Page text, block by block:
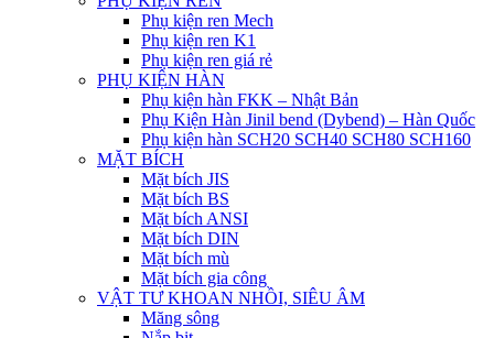
Phụ kiện ren Mech
Phụ kiện ren K1
Phụ kiện ren giá rẻ
PHỤ KIỆN HÀN
Phụ kiện hàn FKK – Nhật Bản
Phụ Kiện Hàn Jinil bend (Dybend) – Hàn Quốc
Phụ kiện hàn SCH20 SCH40 SCH80 SCH160
MẶT BÍCH
Mặt bích JIS
Mặt bích BS
Mặt bích ANSI
Mặt bích DIN
Mặt bích mù
Mặt bích gia công
VẬT TƯ KHOAN NHỒI, SIÊU ÂM
Măng sông